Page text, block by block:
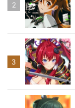
2
3